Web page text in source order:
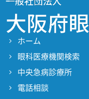
ホーム
眼科医療機関検索
中央急病診療所
電話相談